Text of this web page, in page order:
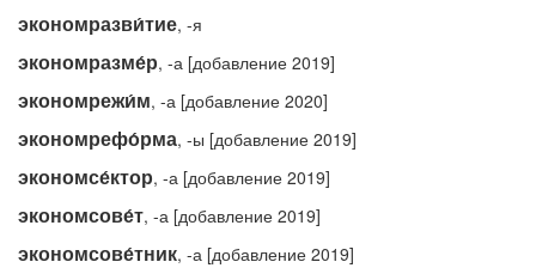
экономразви́тие, -я
экономразме́р, -а [добавление 2019]
экономрежи́м, -а [добавление 2020]
экономрефо́рма, -ы [добавление 2019]
экономсе́ктор, -а [добавление 2019]
экономсове́т, -а [добавление 2019]
экономсове́тник, -а [добавление 2019]